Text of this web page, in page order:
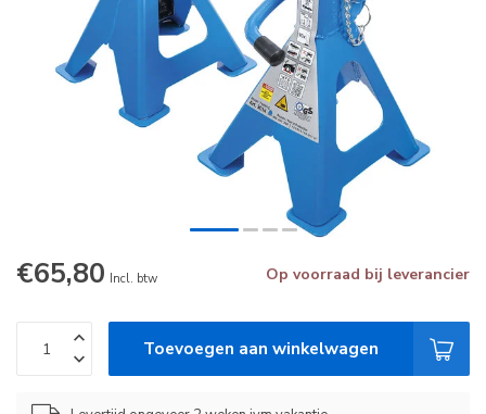
€65,80 Incl. btw Op voorraad bij leverancier
Toevoegen aan winkelwagen